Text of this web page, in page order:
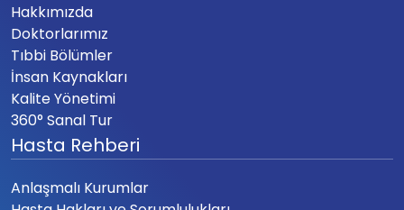
Hakkımızda
Doktorlarımız
Tıbbi Bölümler
İnsan Kaynakları
Kalite Yönetimi
360° Sanal Tur
Hasta Rehberi
Anlaşmalı Kurumlar